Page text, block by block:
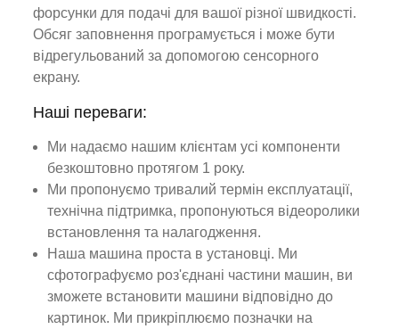
форсунки для подачі для вашої різної швидкості.
Обсяг заповнення програмується і може бути
відрегульований за допомогою сенсорного
екрану.
Наші переваги:
Ми надаємо нашим клієнтам усі компоненти
безкоштовно протягом 1 року.
Ми пропонуємо тривалий термін експлуатації,
технічна підтримка, пропонуються відеоролики
встановлення та налагодження.
Наша машина проста в установці. Ми
сфотографуємо роз'єднані частини машин, ви
зможете встановити машини відповідно до
картинок. Ми прикріплюємо позначки на